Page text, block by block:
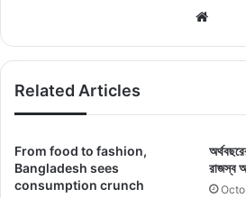
ঠিকানায় জানানোর অনুরোধও জানিয়েছেন প্রধান
Related Articles
From food to fashion,
Bangladesh sees
consumption crunch
রাজস্ব